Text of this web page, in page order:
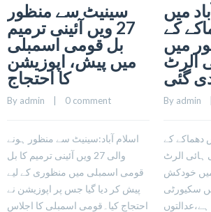
سینیٹ سے منظور
27 ویں آئینی ترمیم
بل قومی اسمبلی
میں پیش، اپوزیشن
کا احتجاج
By admin 0 comment
اسلام آباد:سینیٹ سے منظور ہونے
والی 27 ویں آئینی ترمیم کا بل
قومی اسمبلی میں منظوری کے لیے
پیش کر دیا گیا جس پر اپوزیشن نے
احتجاج کیا۔قومی اسمبلی کا اجلاس
میں
کے
میں
الرٹ
گئی
By admin
دھماکے کے
ہائی الرٹ
خودکش
سکیورٹی